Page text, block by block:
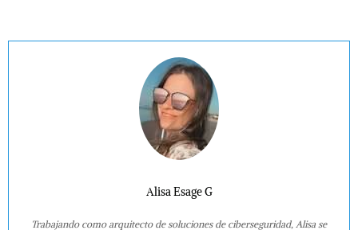
Alisa Esage G
Trabajando como arquitecto de soluciones de ciberseguridad, Alisa se